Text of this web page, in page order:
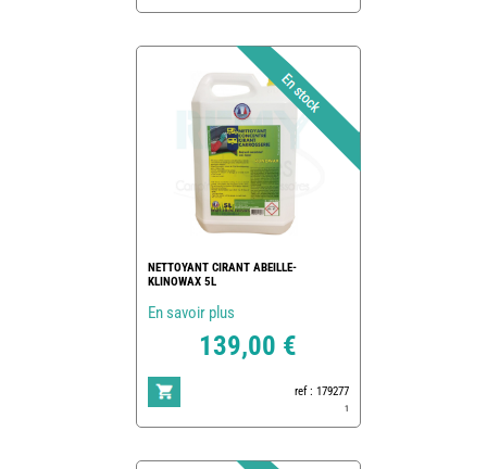
NETTOYANT CIRANT ABEILLE-
KLINOWAX 5L
En savoir plus
139,00 €
ref : 179277
1